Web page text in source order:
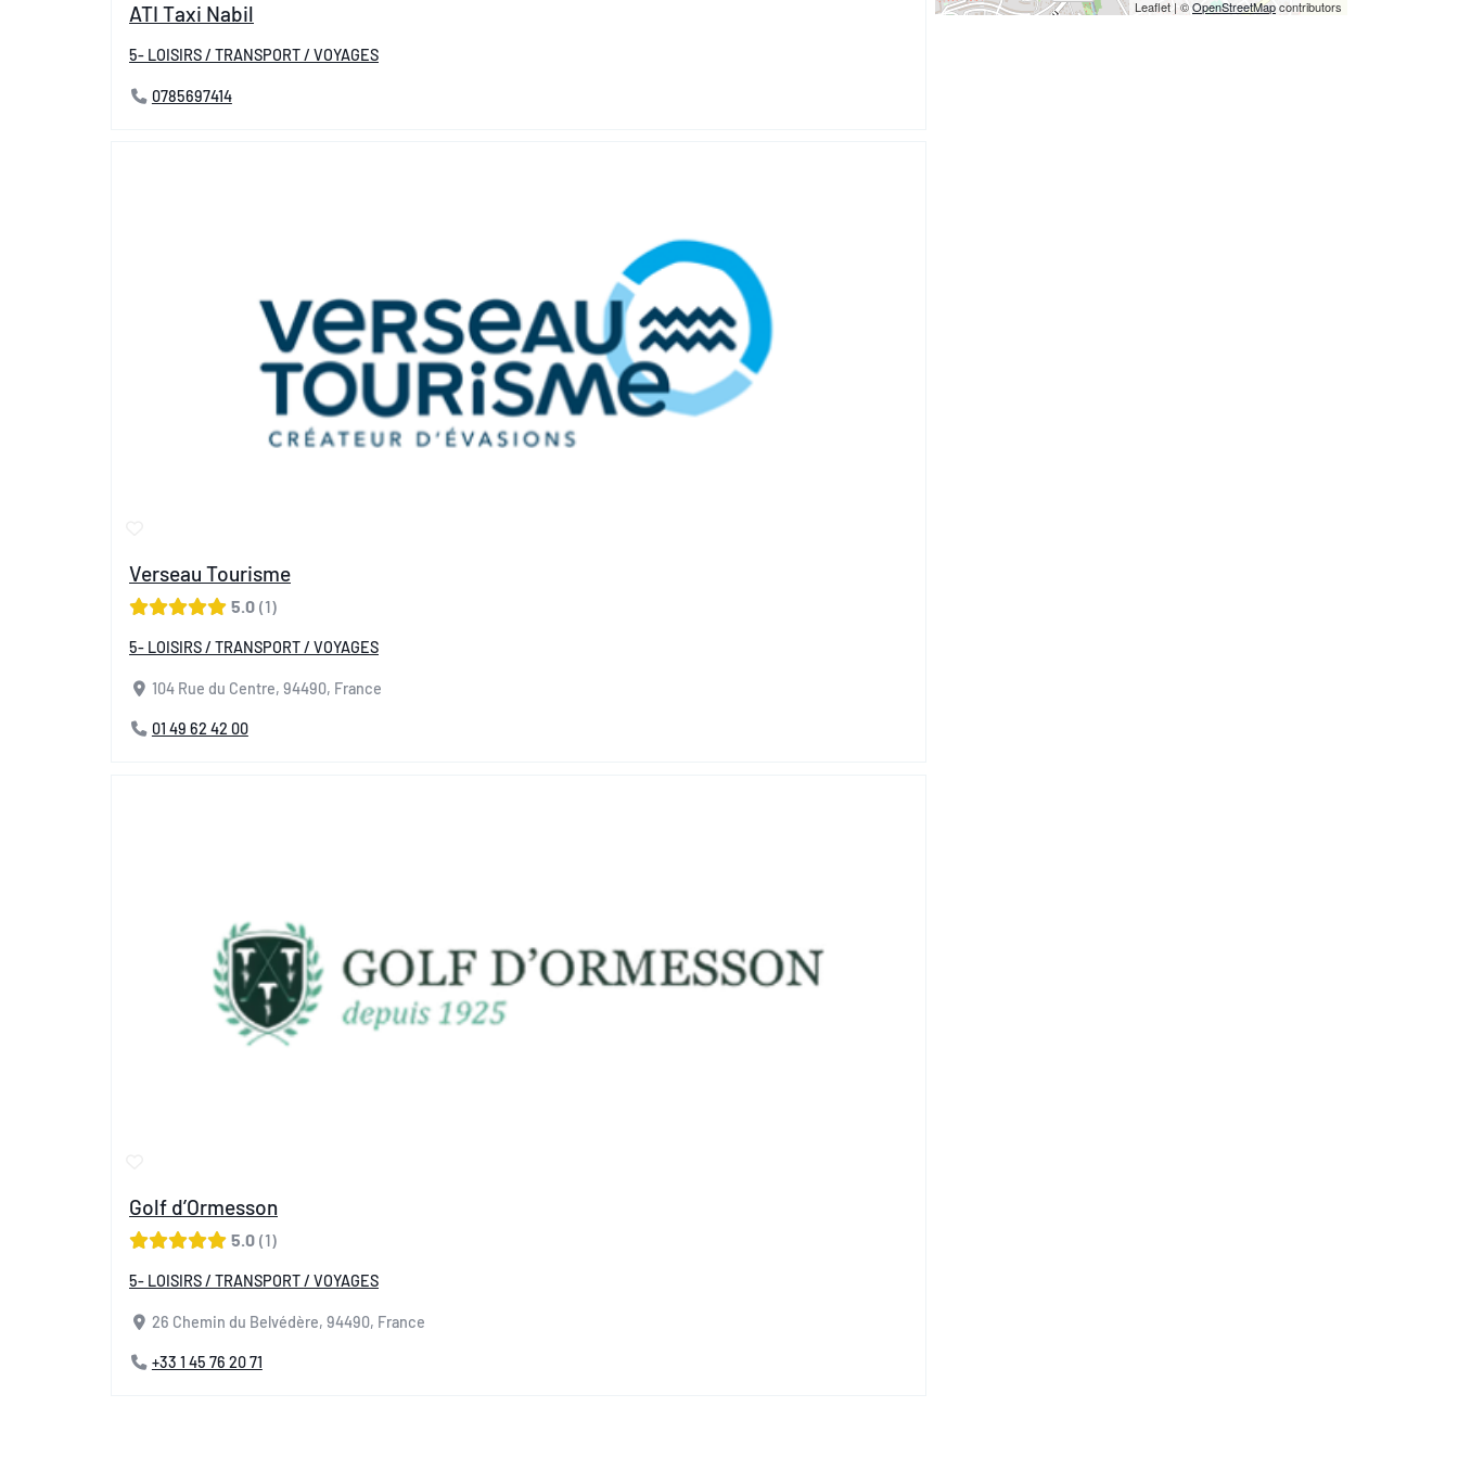
ATI Taxi Nabil
5- LOISIRS / TRANSPORT / VOYAGES
0785697414
Verseau Tourisme
5.0 1
5- LOISIRS / TRANSPORT / VOYAGES
104 Rue du Centre, 94490, France
01 49 62 42 00
Golf d’Ormesson
5.0 1
5- LOISIRS / TRANSPORT / VOYAGES
26 Chemin du Belvédère, 94490, France
+33 1 45 76 20 71
Leaflet | ©OpenStreetMapcontributors